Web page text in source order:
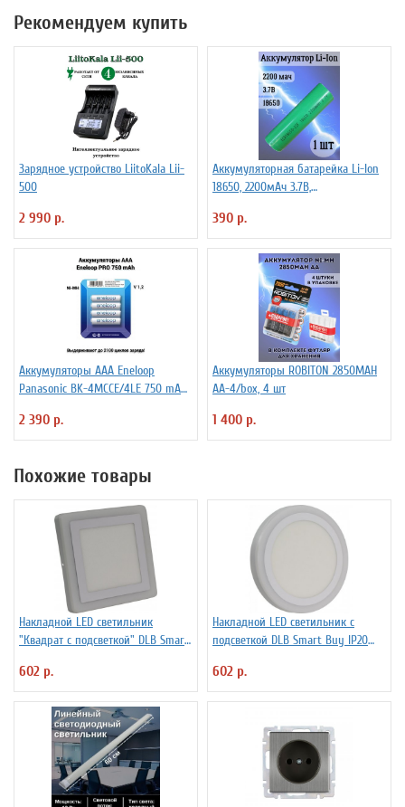
Рекомендуем купить
Зарядное устройство LiitoKala Lii-
500
2 990 р.
Аккумуляторная батарейка Li-Ion
18650, 2200мАч 3.7В,
390 р.
Аккумуляторы ААА Еneloop
Panasonic BK-4MCCE/4LE 750 mAh
2 390 р.
Аккумуляторы ROBITON 2850MAH
AA-4/box, 4 шт
1 400 р.
Похожие товары
Накладной LED светильник
"Квадрат с подсветкой" DLB Smart
602 р.
Накладной LED светильник с
подсветкой DLB Smart Buy IP20
602 р.